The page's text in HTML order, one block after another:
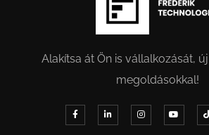
Alakítsa át Ön is vállalkozását,
megoldásokkal!